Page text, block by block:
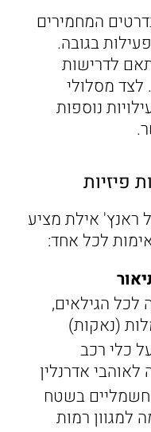
המחמירים
בגובה.
לדרישות
מסלולי
נוספות
פיזיות
אילת מציע
לכל אחד:
לכל הגילאים,
(נאקות)
כלי רכב
אדרנלין
חשמליים בשטח
למגוון רמות